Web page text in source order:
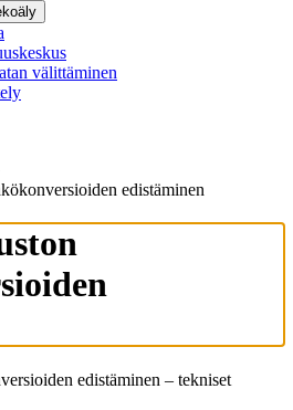
välittäminen
edistäminen
edistäminen – tekniset